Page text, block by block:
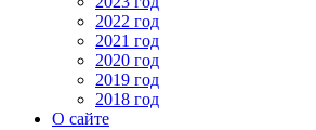
2022 год
2021 год
2020 год
2019 год
2018 год
О сайте